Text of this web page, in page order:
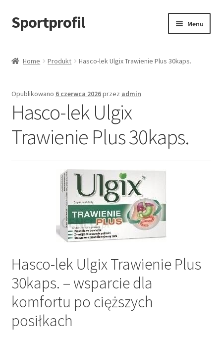
Przejdź
do
Przejdź
do
Sportprofil Menu
Koszyk
Home Produkt Hasco-lek Ulgix Trawienie Plus 30kaps.
Opublikowano 6 czerwca 2026przez admin
Hasco-lek Ulgix
Trawienie Plus 30kaps.
Hasco-lek Ulgix Trawienie Plus
30kaps. – wsparcie dla
komfortu po cięższych
posiłkach